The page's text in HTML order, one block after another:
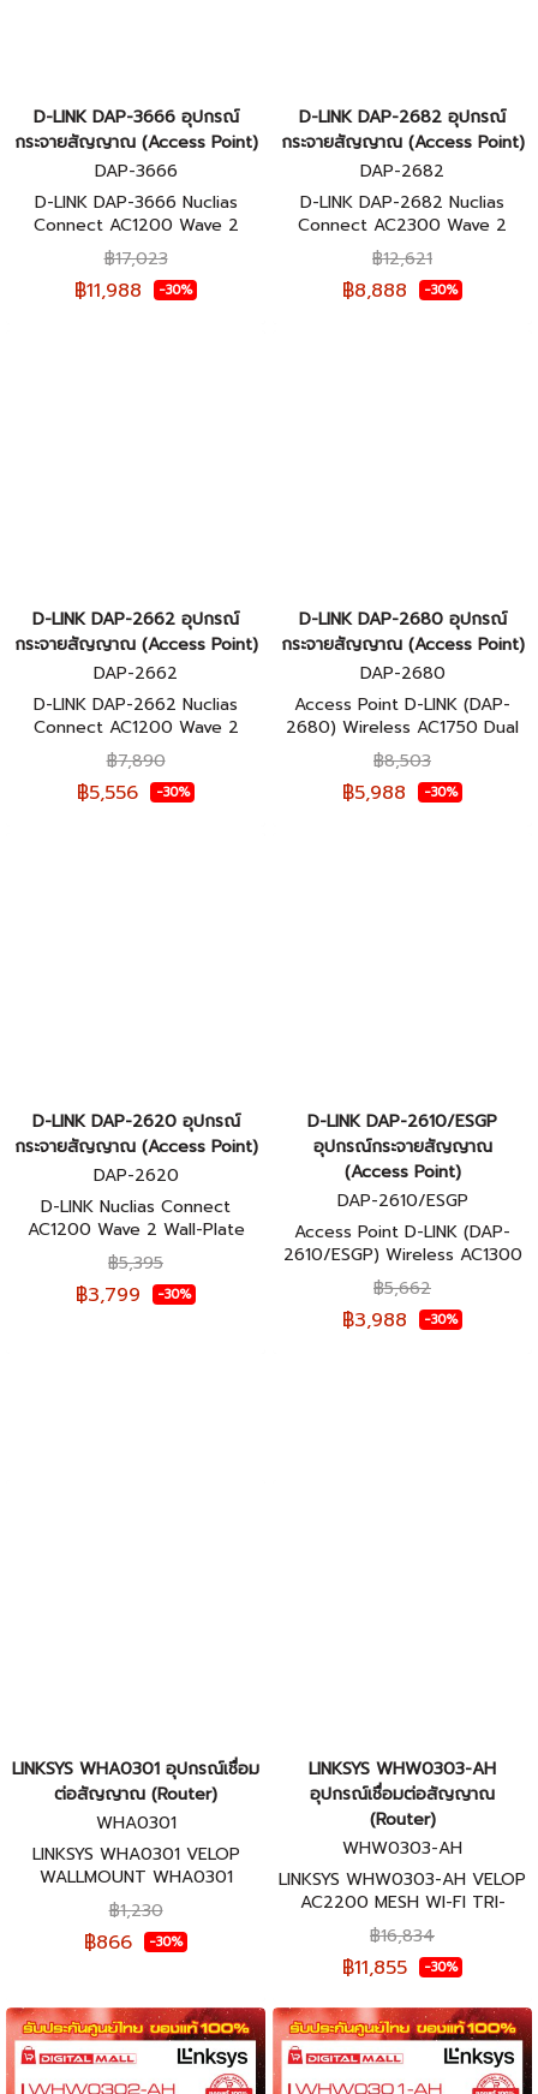
D-LINK DAP-3666 อุปกรณ์
กระจายสัญญาณ (Access Point)
DAP-3666
D-LINK DAP-3666 Nuclias
Connect AC1200 Wave 2
Outdoor Access Point ของแท้
รับประกันตลอดอายุการใช้งาน
฿17,023
฿11,988 -30%
D-LINK DAP-2682 อุปกรณ์
กระจายสัญญาณ (Access Point)
DAP-2682
D-LINK DAP-2682 Nuclias
Connect AC2300 Wave 2
Access Point ของแท้รับประกัน
ตลอดอายุการใช้งาน
฿12,621
฿8,888 -30%
D-LINK DAP-2662 อุปกรณ์
กระจายสัญญาณ (Access Point)
DAP-2662
D-LINK DAP-2662 Nuclias
Connect AC1200 Wave 2
Access Point ของแท้รับประกัน
ตลอดอายุการใช้งาน
฿7,890
฿5,556 -30%
D-LINK DAP-2680 อุปกรณ์
กระจายสัญญาณ (Access Point)
DAP-2680
Access Point D-LINK (DAP-
2680) Wireless AC1750 Dual
Band Gigabit with PoE ของแท้
รับประกันตลอดอายุการใช้งาน
฿8,503
฿5,988 -30%
D-LINK DAP-2620 อุปกรณ์
กระจายสัญญาณ (Access Point)
DAP-2620
D-LINK Nuclias Connect
AC1200 Wave 2 Wall-Plate
Access Point DAP-2620 ของ
แท้รับประกันตลอดอายุการใช้งาน
฿5,395
฿3,799 -30%
D-LINK DAP-2610/ESGP
อุปกรณ์กระจายสัญญาณ
(Access Point)
DAP-2610/ESGP
Access Point D-LINK (DAP-
2610/ESGP) Wireless AC1300
Dual Band Gigabit ของแท้รับ
ประกันตลอดอายุการใช้งาน
฿5,662
฿3,988 -30%
LINKSYS WHA0301 อุปกรณ์เชื่อม
ต่อสัญญาณ (Router)
WHA0301
LINKSYS WHA0301 VELOP
WALLMOUNT WHA0301
(Pack1) รับประกันศูนย์ไทย 3 ปี
฿1,230
฿866 -30%
LINKSYS WHW0303-AH
อุปกรณ์เชื่อมต่อสัญญาณ
(Router)
WHW0303-AH
LINKSYS WHW0303-AH VELOP
AC2200 MESH WI-FI TRI-
BAND ROUTER (PACK3) รับ
ประกันศูนย์ไทย 3 ปี
฿16,834
฿11,855 -30%